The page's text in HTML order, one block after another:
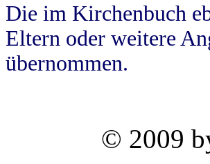
Die im Kirchenbuch
Eltern oder weitere
übernommen.
© 2009